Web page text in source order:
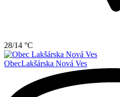
28/14 °C
ObecLakšárska Nová Ves